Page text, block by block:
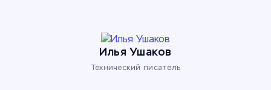
Илья Ушаков
Технический писатель